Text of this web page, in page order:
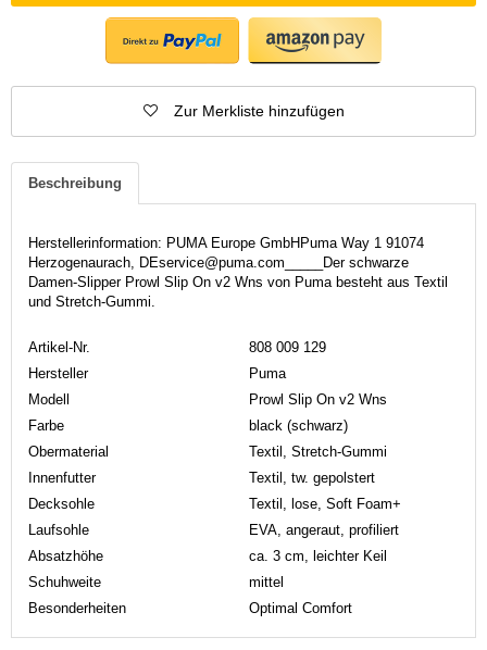
Zur Merkliste hinzufügen
Beschreibung
Herstellerinformation: PUMA Europe GmbHPuma Way 1 91074
Herzogenaurach, DEservice@puma.com_____Der schwarze
Damen-Slipper Prowl Slip On v2 Wns von Puma besteht aus Textil
und Stretch-Gummi.
Artikel-Nr.
808 009 129
Hersteller
Puma
Modell
Prowl Slip On v2 Wns
Farbe
black (schwarz)
Obermaterial
Textil, Stretch-Gummi
Innenfutter
Textil, tw. gepolstert
Decksohle
Textil, lose, Soft Foam+
Laufsohle
EVA, angeraut, profiliert
Absatzhöhe
ca. 3 cm, leichter Keil
Schuhweite
mittel
Besonderheiten
Optimal Comfort